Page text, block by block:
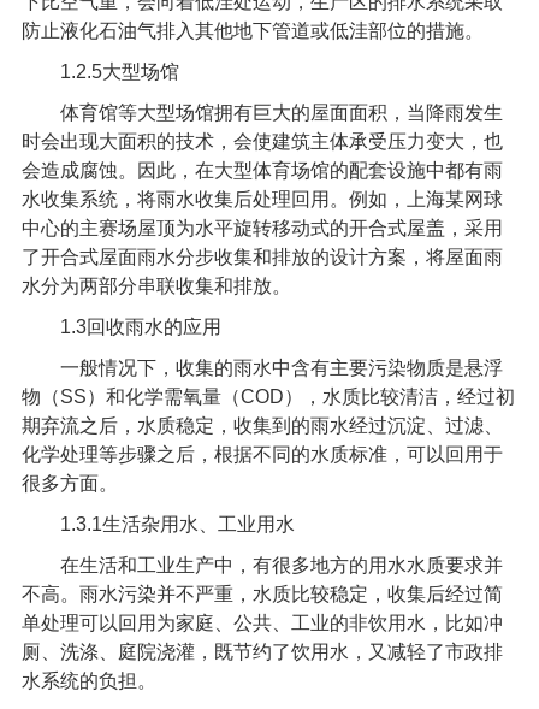
防止液化石油气排入其他地下管道或低洼部位的措施。
1.2.5大型场馆
体育馆等大型场馆拥有巨大的屋面面积，当降雨发生
时会出现大面积的技术，会使建筑主体承受压力变大，也
会造成腐蚀。因此，在大型体育场馆的配套设施中都有雨
水收集系统，将雨水收集后处理回用。例如，上海某网球
中心的主赛场屋顶为水平旋转移动式的开合式屋盖，采用
了开合式屋面雨水分步收集和排放的设计方案，将屋面雨
水分为两部分串联收集和排放。
1.3回收雨水的应用
一般情况下，收集的雨水中含有主要污染物质是悬浮
物（SS）和化学需氧量（COD），水质比较清洁，经过初
期弃流之后，水质稳定，收集到的雨水经过沉淀、过滤、
化学处理等步骤之后，根据不同的水质标准，可以回用于
很多方面。
1.3.1生活杂用水、工业用水
在生活和工业生产中，有很多地方的用水水质要求并
不高。雨水污染并不严重，水质比较稳定，收集后经过简
单处理可以回用为家庭、公共、工业的非饮用水，比如冲
厕、洗涤、庭院浇灌，既节约了饮用水，又减轻了市政排
水系统的负担。